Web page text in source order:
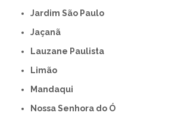
Jardim São Paulo
Jaçanã
Lauzane Paulista
Limão
Mandaqui
Nossa Senhora do Ó